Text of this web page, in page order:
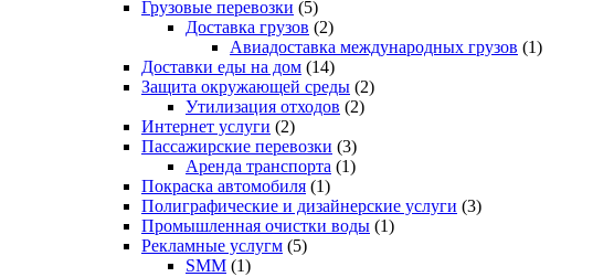
Грузовые перевозки (5)
Доставка грузов (2)
Авиадоставка международных грузов (1)
Доставки еды на дом (14)
Защита окружающей среды (2)
Утилизация отходов (2)
Интернет услуги (2)
Пассажирские перевозки (3)
Аренда транспорта (1)
Покраска автомобиля (1)
Полиграфические и дизайнерские услуги (3)
Промышленная очистки воды (1)
Рекламные услугм (5)
SMM (1)